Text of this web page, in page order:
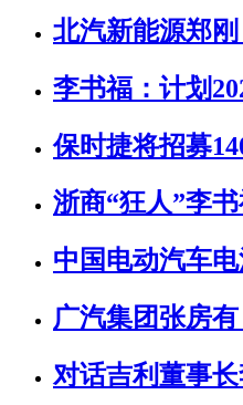
北汽新能源郑
李书福：计划
保时捷将招募
浙商“狂人”李
中国电动汽车
广汽集团张房
对话吉利董事